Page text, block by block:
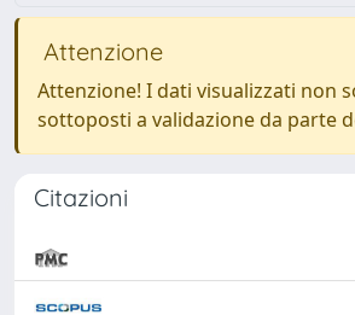
Attenzione
Attenzione! I dati visualizzati non
sottoposti a validazione da parte
Citazioni